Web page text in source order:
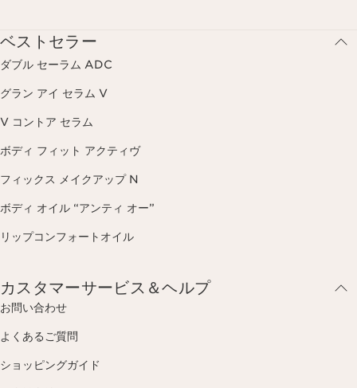
ベストセラー
ダブル セーラム ADC
グラン アイ セラム V
V コントア セラム
ボディ フィット アクティヴ
フィックス メイクアップ N
ボディ オイル “アンティ オー”
リップコンフォートオイル
カスタマーサービス＆ヘルプ
お問い合わせ
よくあるご質問
ショッピングガイド